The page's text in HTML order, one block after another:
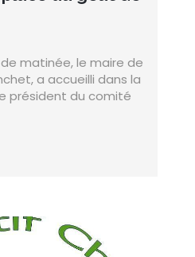
matinée, le maire de
a accueilli dans la
président du comité